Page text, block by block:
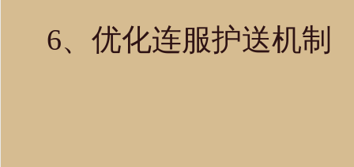
6、优化连服护送机制